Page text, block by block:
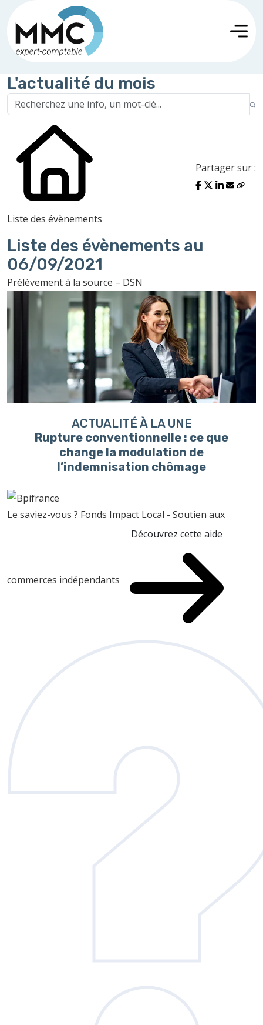
L'actualité du mois
Liste des évènements
Partager sur :
Liste des évènements au
06/09/2021
Prélèvement à la source – DSN
ACTUALITÉ À LA UNE
Rupture conventionnelle : ce que
change la modulation de
l’indemnisation chômage
Le saviez-vous ? Fonds Impact Local - Soutien aux
commerces indépendants
Découvrez cette aide